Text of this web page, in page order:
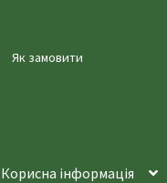
Як замовити
Корисна інформація